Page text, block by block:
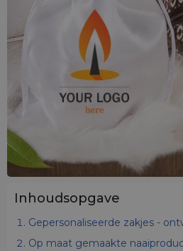
Inhoudsopgave
Gepersonaliseerde zakjes -
Op maat gemaakte